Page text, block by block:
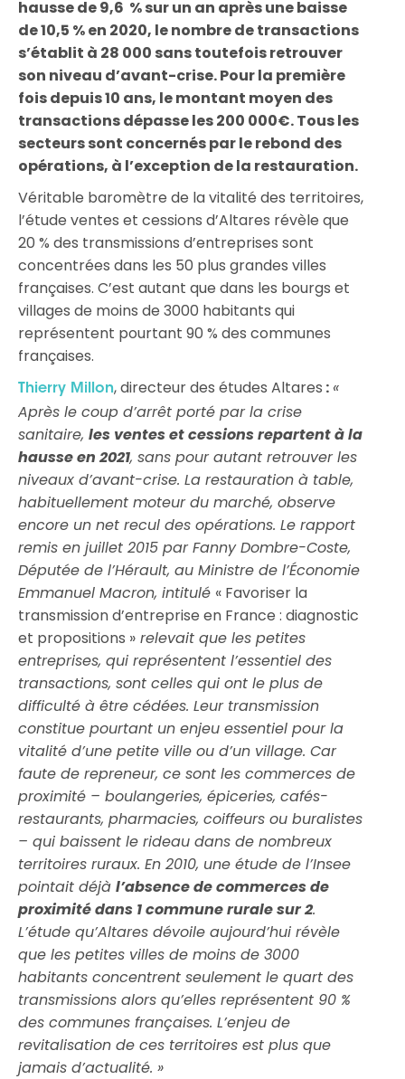
hausse de 9,6 % sur un an après une baisse
de 10,5 % en 2020, le nombre de transactions
s’établit à 28 000 sans toutefois retrouver
son niveau d’avant-crise. Pour la première
fois depuis 10 ans, le montant moyen des
transactions dépasse les 200 000€. Tous les
secteurs sont concernés par le rebond des
opérations, à l’exception de la restauration.
Véritable baromètre de la vitalité des territoires,
l’étude ventes et cessions d’Altares révèle que
20 % des transmissions d’entreprises sont
concentrées dans les 50 plus grandes villes
françaises. C’est autant que dans les bourgs et
villages de moins de 3000 habitants qui
représentent pourtant 90 % des communes
françaises.
Thierry Millon, directeur des études Altares : «
Après le coup d’arrêt porté par la crise
sanitaire, les ventes et cessions repartent à la
hausse en 2021, sans pour autant retrouver les
niveaux d’avant-crise. La restauration à table,
habituellement moteur du marché, observe
encore un net recul des opérations. Le rapport
remis en juillet 2015 par Fanny Dombre-Coste,
Députée de l’Hérault, au Ministre de l’Économie
Emmanuel Macron, intitulé « Favoriser la
transmission d’entreprise en France : diagnostic
et propositions » relevait que les petites
entreprises, qui représentent l’essentiel des
transactions, sont celles qui ont le plus de
difficulté à être cédées. Leur transmission
constitue pourtant un enjeu essentiel pour la
vitalité d’une petite ville ou d’un village. Car
faute de repreneur, ce sont les commerces de
proximité – boulangeries, épiceries, cafés-
restaurants, pharmacies, coiffeurs ou buralistes
– qui baissent le rideau dans de nombreux
territoires ruraux. En 2010, une étude de l’Insee
pointait déjà l’absence de commerces de
proximité dans 1 commune rurale sur 2.
L’étude qu’Altares dévoile aujourd’hui révèle
que les petites villes de moins de 3000
habitants concentrent seulement le quart des
transmissions alors qu’elles représentent 90 %
des communes françaises. L’enjeu de
revitalisation de ces territoires est plus que
jamais d’actualité. »